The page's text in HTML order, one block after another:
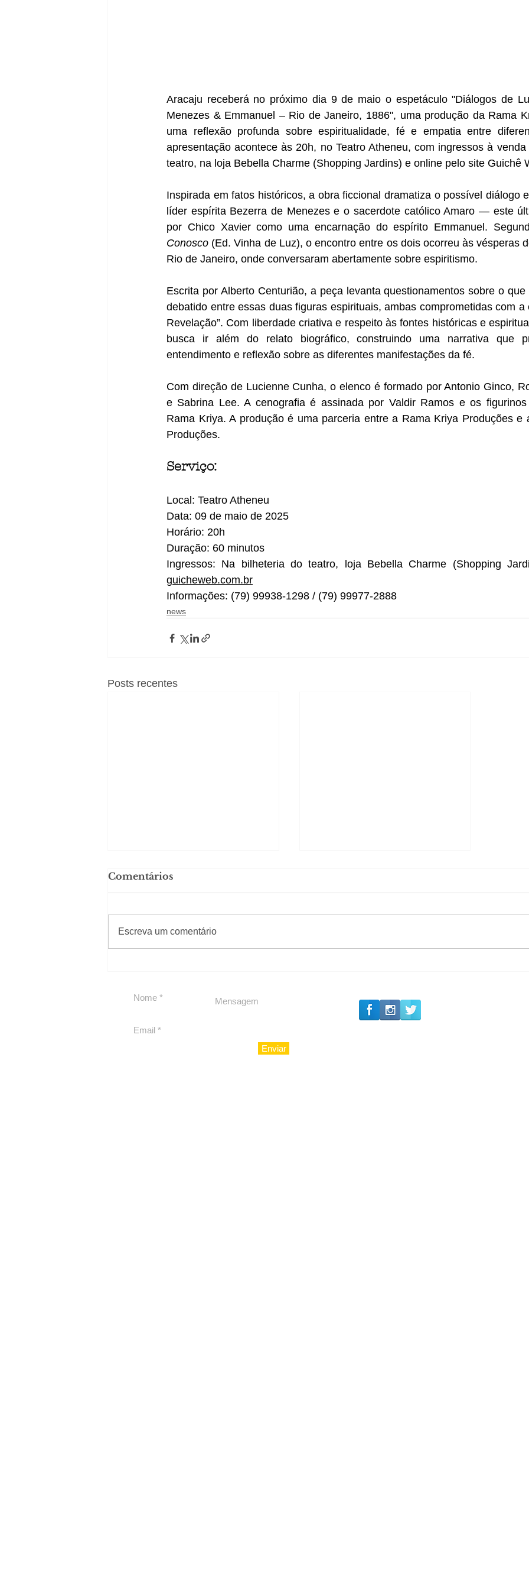
Aracaju receberá no próximo dia 9 de maio o espetáculo "Diálogos de
Menezes & Emmanuel – Rio de Janeiro, 1886", uma produção da Rama
uma reflexão profunda sobre espiritualidade, fé e empatia entre
apresentação acontece às 20h, no Teatro Atheneu, com ingressos à
teatro, na loja Bebella Charme (Shopping Jardins) e online pelo site Guichê
Inspirada em fatos históricos, a obra ficcional dramatiza o possível diálogo
líder espírita Bezerra de Menezes e o sacerdote católico Amaro — este
por Chico Xavier como uma encarnação do espírito Emmanuel.
Conosco (Ed. Vinha de Luz), o encontro entre os dois ocorreu às vésperas
Rio de Janeiro, onde conversaram abertamente sobre espiritismo.
Escrita por Alberto Centurião, a peça levanta questionamentos sobre o
debatido entre essas duas figuras espirituais, ambas comprometidas com a
Revelação”. Com liberdade criativa e respeito às fontes históricas e
busca ir além do relato biográfico, construindo uma narrativa que
entendimento e reflexão sobre as diferentes manifestações da fé.
Com direção de Lucienne Cunha, o elenco é formado por Antonio Ginco,
e Sabrina Lee. A cenografia é assinada por Valdir Ramos e os
Rama Kriya. A produção é uma parceria entre a Rama Kriya Produções e
Produções.
Serviço:
Local: Teatro Atheneu
Data: 09 de maio de 2025
Horário: 20h
Duração: 60 minutos
guicheweb.com.br
Informações: (79) 99938-1298 / (79) 99977-2888
news
Posts recentes
LIV CONECTA
Comentários
Escreva um comentário
#Sugestões
Enviar